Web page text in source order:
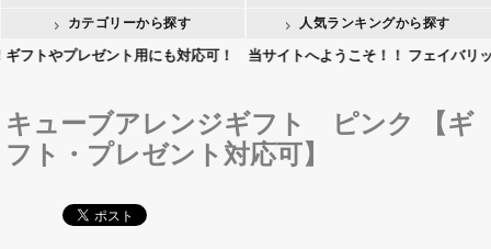
カテゴリーから探す 人気ランキングから探す
やプレゼント用にも対応可！ 当サイトへようこそ！！ フェイバリッ
キューブアレンジギフト ピンク 【ギ
フト・プレゼント対応可】